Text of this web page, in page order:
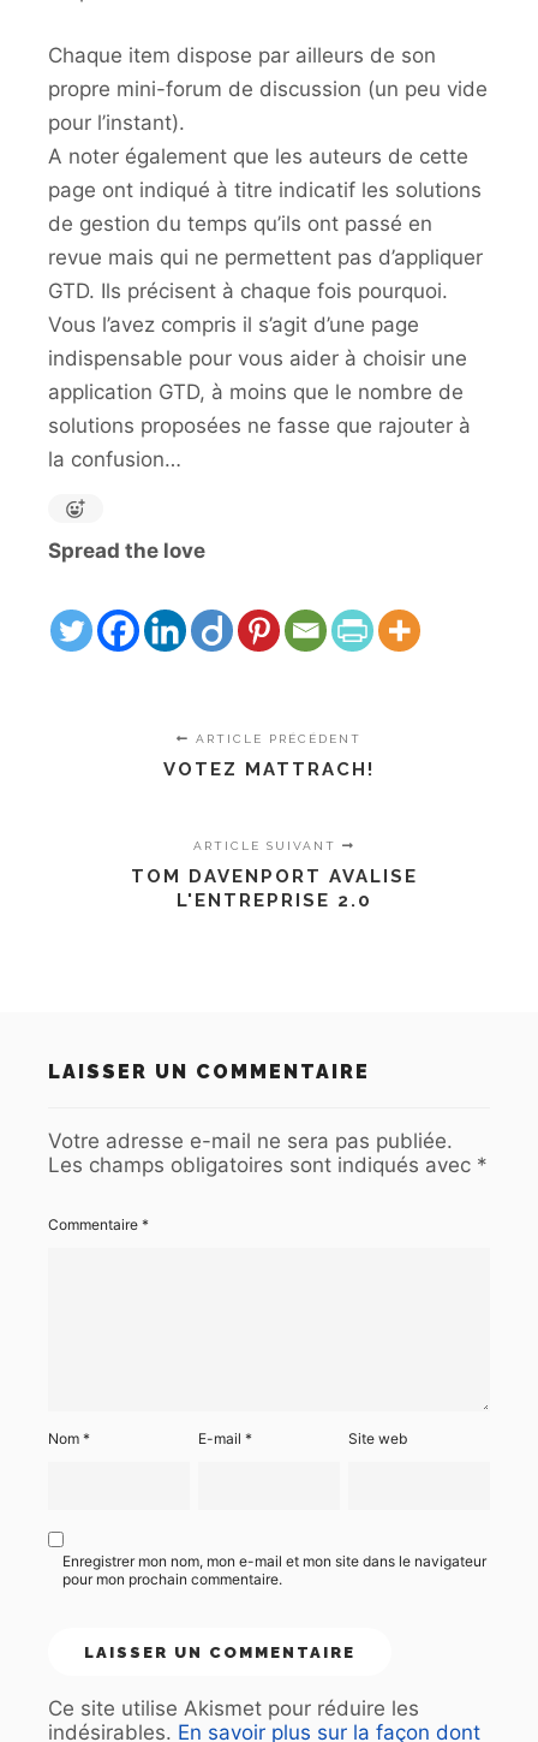
Chaque item dispose par ailleurs de son
propre mini-forum de discussion (un peu vide
pour l’instant).
A noter également que les auteurs de cette
page ont indiqué à titre indicatif les solutions
de gestion du temps qu’ils ont passé en
revue mais qui ne permettent pas d’appliquer
GTD. Ils précisent à chaque fois pourquoi.
Vous l’avez compris il s’agit d’une page
indispensable pour vous aider à choisir une
application GTD, à moins que le nombre de
solutions proposées ne fasse que rajouter à
la confusion…
Spread the love
ARTICLE PRÉCÉDENT
VOTEZ MATTRACH!
ARTICLE SUIVANT
TOM DAVENPORT AVALISE
L'ENTREPRISE 2.0
LAISSER UN COMMENTAIRE
Votre adresse e-mail ne sera pas publiée.
Les champs obligatoires sont indiqués avec *
Commentaire *
Nom * E-mail* Site web
Enregistrer mon nom, mon e-mail et mon site dans le navigateur
pour mon prochain commentaire.
Ce site utilise Akismet pour réduire les
indésirables. En savoir plus sur la façon dont